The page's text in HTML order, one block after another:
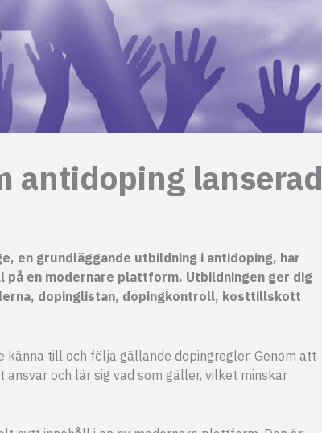
antidoping lanserad
en grundläggande utbildning i antidoping, har
på en modernare plattform. Utbildningen ger dig
dopinglistan, dopingkontroll, kosttillskott
till och följa gällande dopingregler. Genom att
ansvar och lär sig vad som gäller, vilket minskar